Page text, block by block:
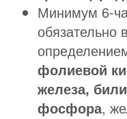
Минимум 6-
обязательно
фолиевой
железа,
фосфора,